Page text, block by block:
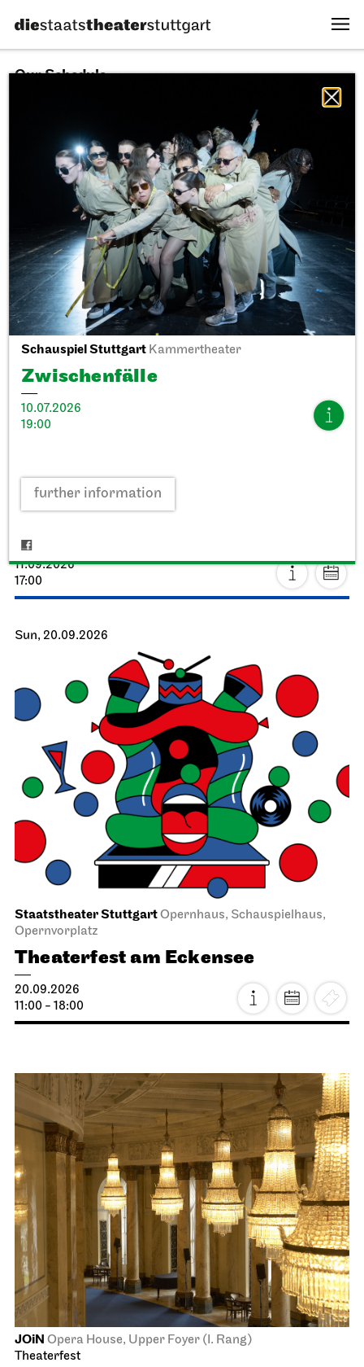
Schauspiel Stuttgart Kammertheater
Zwischenfälle
10.07.2026
19:00
further information
Our Schedule
All productions
All locations
Fri, 11.09.2026
Stuttgart Ballet
Presentation of the Stuttgart
11.09.2026
17:00
Sun, 20.09.2026
Staatstheater StuttgartOpernhaus, Schauspielhaus,
Opernvorplatz
Theaterfest am Eckensee
20.09.2026
11:00 - 18:00
JOiN Opera House, Upper Foyer (I. Rang)
Theaterfest